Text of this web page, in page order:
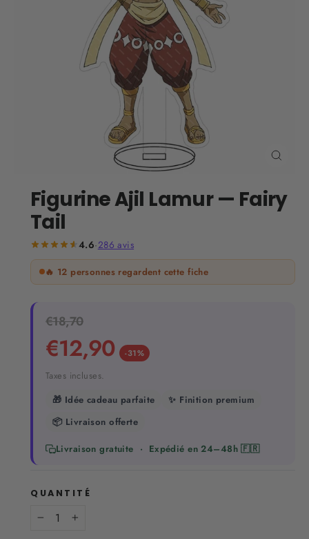
Figurine Ajil Lamur — Fairy
Tail
4.6·286 avis
🔥 12 personnes regardent cette fiche
Prix
régulier
€18,70
réduit
€12,90 -31%
Taxes incluses.
🎁 Idée cadeau parfaite
✨ Finition premium
📦 Livraison offerte
Livraison gratuite · Expédié en 24–48h 🇫🇷
QUANTITÉ